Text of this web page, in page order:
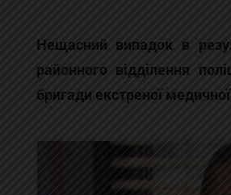
Нещасний випадок в
районного відділення
бригади екстреної